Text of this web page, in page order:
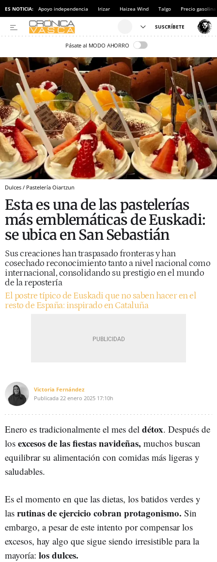
ES NOTICIA: Apoyo independencia Irizar Haizea Wind Talgo Precio gasolina
Pásate al MODO AHORRO
Dulces / Pastelería Oiartzun
Esta es una de las pastelerías
más emblemáticas de Euskadi:
se ubica en San Sebastián
Sus creaciones han traspasado fronteras y han
cosechado reconocimiento tanto a nivel nacional como
internacional, consolidando su prestigio en el mundo
de la repostería
El postre típico de Euskadi que no saben hacer en el
resto de España: inspirado en Cataluña
Victoria Fernández
Publicada 22 enero 2025 17:10h
Enero es tradicionalmente el mes del détox. Después de
los excesos de las fiestas navideñas, muchos buscan
equilibrar su alimentación con comidas más ligeras y
saludables.
Es el momento en que las dietas, los batidos verdes y
las rutinas de ejercicio cobran protagonismo. Sin
embargo, a pesar de este intento por compensar los
excesos, hay algo que sigue siendo irresistible para la
mayoría: los dulces.